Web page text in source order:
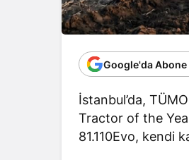
Google'da Abone
İstanbul’da,
Tractor of the
81.110Evo, kendi